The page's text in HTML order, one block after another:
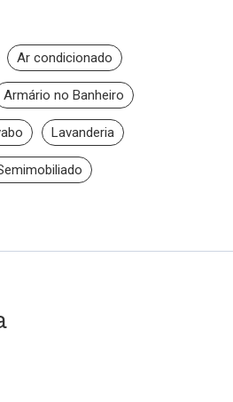
Ar condicionado
Armário no Banheiro
Lavanderia